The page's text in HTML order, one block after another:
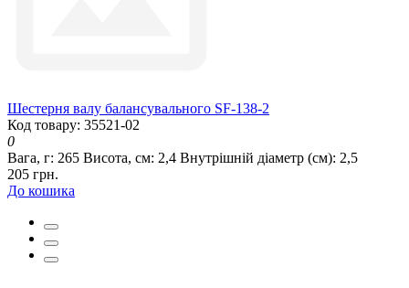
Шестерня валу балансувального SF-138-2
Код товару: 35521-02
0
Вага, г: 265 Висота, см: 2,4 Внутрішній діаметр (см): 2,5
205 грн.
До кошика